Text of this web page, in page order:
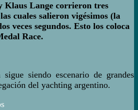
Klaus Lange corrieron tres
cuales salieron vigésimos (la
veces segundos. Esto los coloca
Race.
siendo escenario de grandes
del yachting argentino.